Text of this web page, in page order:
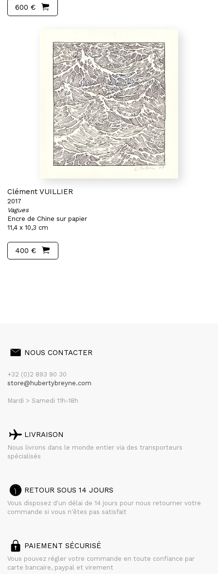
600 €
Clément VUILLIER
2017
Vagues
Encre de Chine sur papier
11,4 x 10,3 cm
400 €
NOUS CONTACTER
+32 (0)2 893 90 30
store@hubertybreyne.com
Mardi > Samedi 11h-18h
LIVRAISON
Nous livrons dans le monde entier via des transporteurs
spécialisés
RETOUR SOUS 14 JOURS
Vous disposez d'un délai de 14 jours pour nous retourner votre
commande si vous n'êtes pas satisfait
PAIEMENT SÉCURISÉ
Vous pouvez régler votre commande en toute confiance par
carte bancaire, paypal et virement